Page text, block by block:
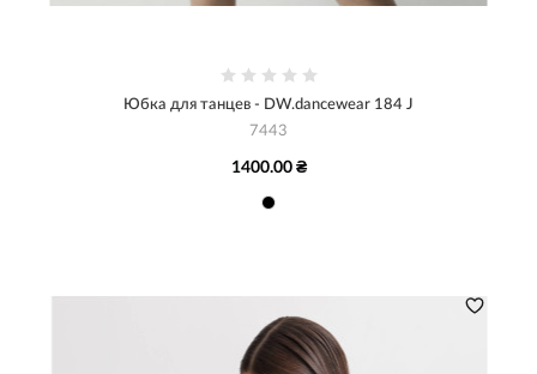
Юбка для танцев - DW.dancewear 184 J
7443
1400.00 ₴